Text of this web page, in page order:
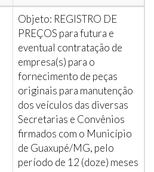
Objeto: REGISTRO DE
PREÇOS para futura e
eventual contratação de
empresa(s) para o
fornecimento de peças
originais para manutenção
dos veículos das diversas
Secretarias e Convênios
firmados com o Município
de Guaxupé/MG, pelo
período de 12 (doze) meses